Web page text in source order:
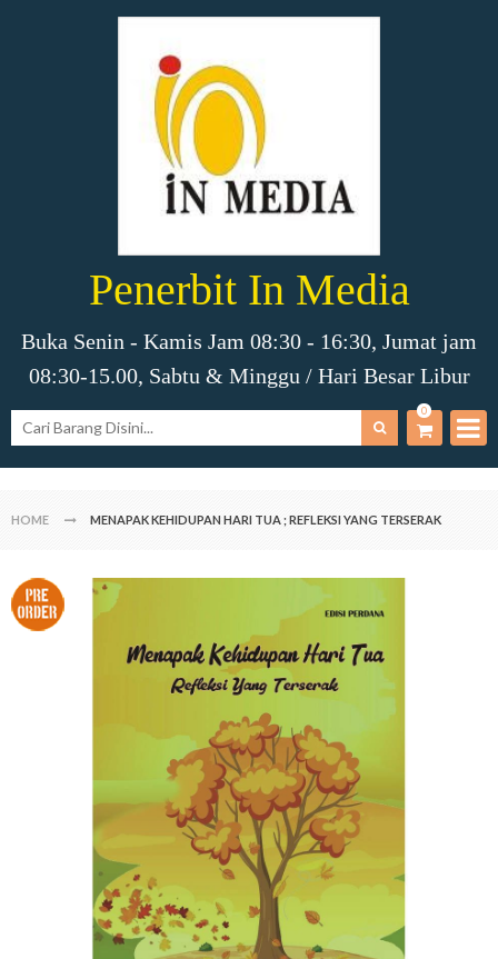
Penerbit In Media
Buka Senin - Kamis Jam 08:30 - 16:30, Jumat jam
08:30-15.00, Sabtu & Minggu / Hari Besar Libur
0
HOME MENAPAK KEHIDUPAN HARI TUA ; REFLEKSI YANG TERSERAK